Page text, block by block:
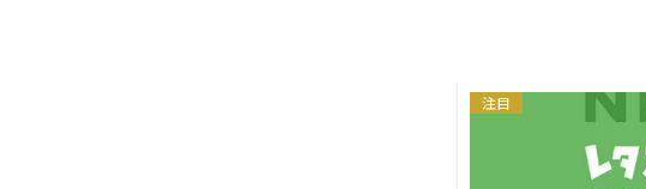
注目